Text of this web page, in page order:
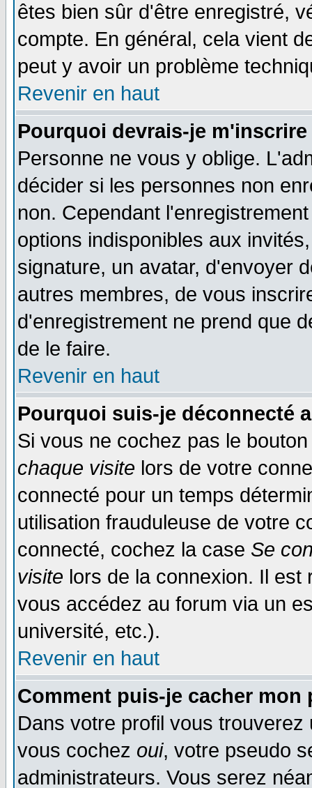
êtes bien sûr d'être enregistré,
compte. En général, cela vient
peut y avoir un problème
Revenir en haut
Pourquoi devrais-je
Personne ne vous y oblige.
décider si les personnes non
non. Cependant
options indisponibles aux
signature, un avatar, d'envoyer
autres membres, de vous
d'enregistrement ne prend que
de le faire.
Revenir en haut
Pourquoi suis-je déconnecté
Si vous ne cochez pas le
chaque visite lors de votre
connecté pour un temps
utilisation frauduleuse de votre
connecté, cochez la case Se
visite lors de la connexion. Il
vous accédez au forum via un
université, etc.).
Revenir en haut
Comment puis-je cacher
Dans votre profil vous
vous cochez oui, votre pseudo
administrateurs. Vous serez